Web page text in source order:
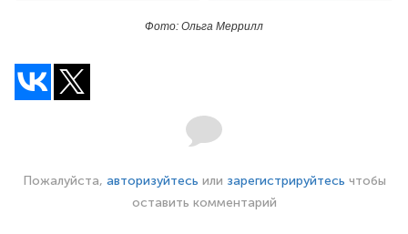
Фото: Ольга Меррилл
Пожалуйста, авторизуйтесь или зарегистрируйтесь чтобы
оставить комментарий